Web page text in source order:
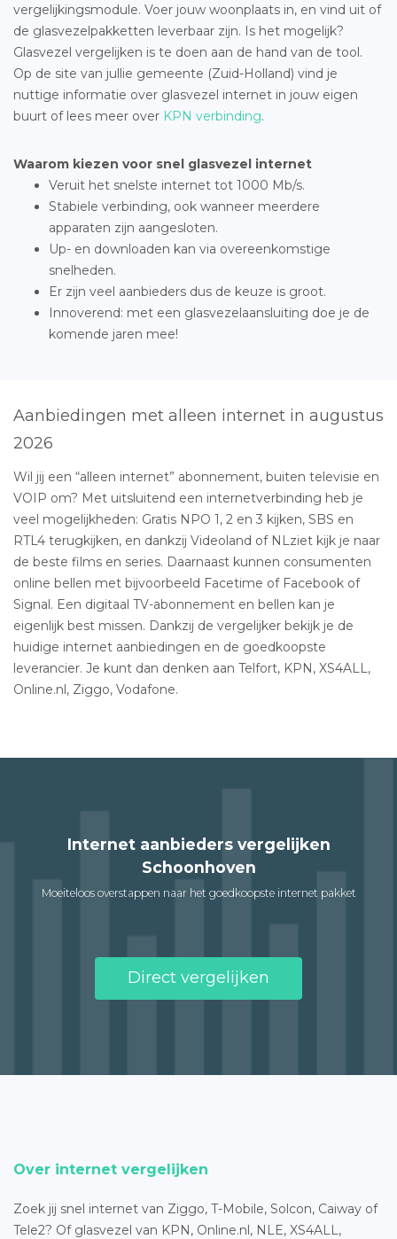
vergelijkingsmodule. Voer jouw woonplaats in, en vind uit of
de glasvezelpakketten leverbaar zijn. Is het mogelijk?
Glasvezel vergelijken is te doen aan de hand van de tool.
Op de site van jullie gemeente (Zuid-Holland) vind je
nuttige informatie over glasvezel internet in jouw eigen
buurt of lees meer over KPN verbinding.
Waarom kiezen voor snel glasvezel internet
Veruit het snelste internet tot 1000 Mb/s.
Stabiele verbinding, ook wanneer meerdere
apparaten zijn aangesloten.
Up- en downloaden kan via overeenkomstige
snelheden.
Er zijn veel aanbieders dus de keuze is groot.
Innoverend: met een glasvezelaansluiting doe je de
komende jaren mee!
Aanbiedingen met alleen internet in augustus
2026
Wil jij een “alleen internet” abonnement, buiten televisie en
VOIP om? Met uitsluitend een internetverbinding heb je
veel mogelijkheden: Gratis NPO 1, 2 en 3 kijken, SBS en
RTL4 terugkijken, en dankzij Videoland of NLziet kijk je naar
de beste films en series. Daarnaast kunnen consumenten
online bellen met bijvoorbeeld Facetime of Facebook of
Signal. Een digitaal TV-abonnement en bellen kan je
eigenlijk best missen. Dankzij de vergelijker bekijk je de
huidige internet aanbiedingen en de goedkoopste
leverancier. Je kunt dan denken aan Telfort, KPN, XS4ALL,
Online.nl, Ziggo, Vodafone.
Internet aanbieders vergelijken
Schoonhoven
Moeiteloos overstappen naar het goedkoopste internet pakket
Direct vergelijken
Over internet vergelijken
Zoek jij snel internet van Ziggo, T-Mobile, Solcon, Caiway of
Tele2? Of glasvezel van KPN, Online.nl, NLE, XS4ALL,